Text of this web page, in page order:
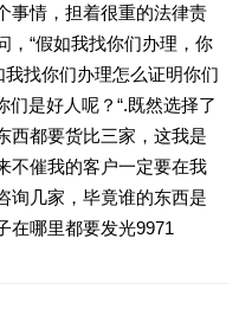
事情，担着很重的法律责
，“假如我找你们办理，你
我找你们办理怎么证明你们
们是好人呢？“.既然选择了
西都要货比三家，这我是
不催我的客户一定要在我
询几家，毕竟谁的东西是
在哪里都要发光9971